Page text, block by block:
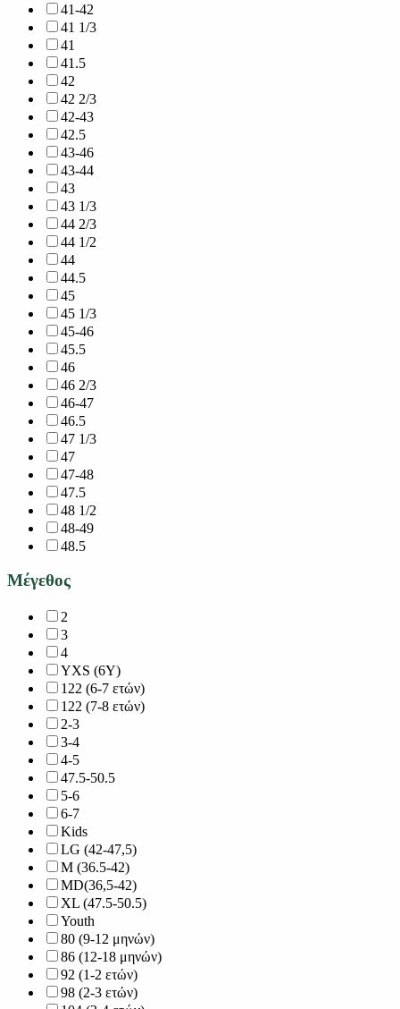
41-42
41 1/3
41
41.5
42
42 2/3
42-43
42.5
43-46
43-44
43
43 1/3
44 2/3
44 1/2
44
44.5
45
45 1/3
45-46
45.5
46
46 2/3
46-47
46.5
47 1/3
47
47-48
47.5
48 1/2
48-49
48.5
Μέγεθος
2
3
4
YXS (6Y)
122 (6-7 ετών)
122 (7-8 ετών)
2-3
3-4
4-5
47.5-50.5
5-6
6-7
Kids
LG (42-47,5)
M (36.5-42)
MD(36,5-42)
XL (47.5-50.5)
Youth
80 (9-12 μηνών)
86 (12-18 μηνών)
92 (1-2 ετών)
98 (2-3 ετών)